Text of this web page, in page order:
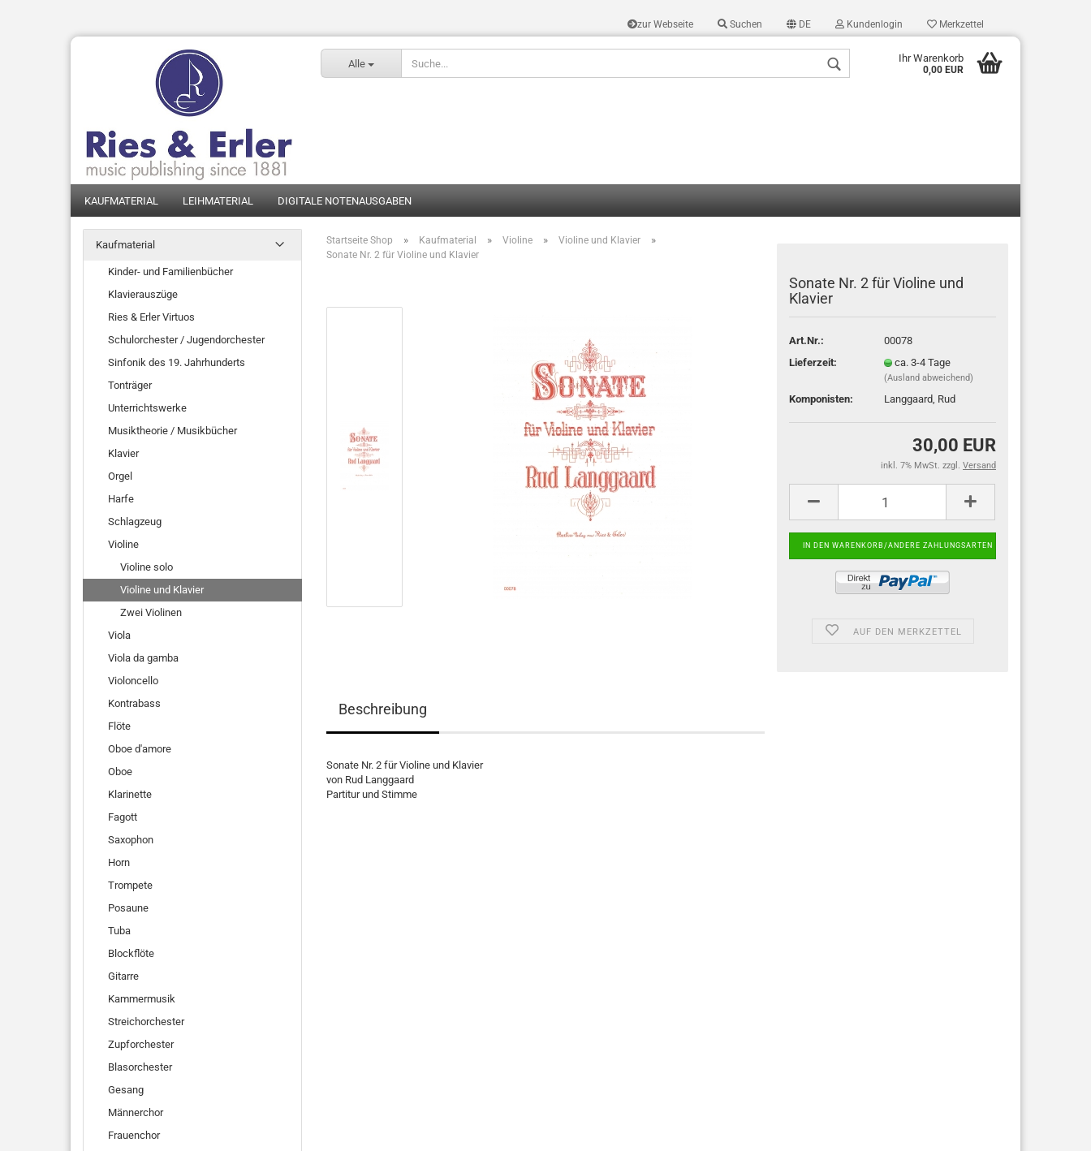
zur Webseite Suchen DE Kundenlogin Merkzettel
Alle Ihr Warenkorb
0,00 EUR
KAUFMATERIAL LEIHMATERIAL DIGITALE NOTENAUSGABEN
Startseite Shop » Kaufmaterial » Violine » Violine und Klavier »
Sonate Nr. 2 für Violine und Klavier
Sonate Nr. 2 für Violine und
Klavier
Art.Nr.:
00078
Lieferzeit:
ca. 3-4 Tage
(Ausland abweichend)
Komponisten: Langgaard, Rud
30,00 EUR
inkl. 7% MwSt. zzgl. Versand
AUF DEN MERKZETTEL
Beschreibung
Sonate Nr. 2 für Violine und Klavier
von Rud Langgaard
Partitur und Stimme
Kaufmaterial
Kinder- und Familienbücher
Klavierauszüge
Ries & Erler Virtuos
Schulorchester / Jugendorchester
Sinfonik des 19. Jahrhunderts
Tonträger
Unterrichtswerke
Musiktheorie / Musikbücher
Klavier
Orgel
Harfe
Schlagzeug
Violine
Violine solo
Violine und Klavier
Zwei Violinen
Viola
Viola da gamba
Violoncello
Kontrabass
Flöte
Oboe d'amore
Oboe
Klarinette
Fagott
Saxophon
Horn
Trompete
Posaune
Tuba
Blockflöte
Gitarre
Kammermusik
Streichorchester
Zupforchester
Blasorchester
Gesang
Männerchor
Frauenchor